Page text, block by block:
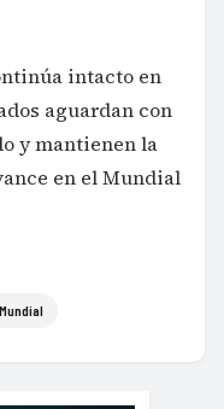
intacto en
aguardan con
y mantienen la
en el Mundial
Mundial